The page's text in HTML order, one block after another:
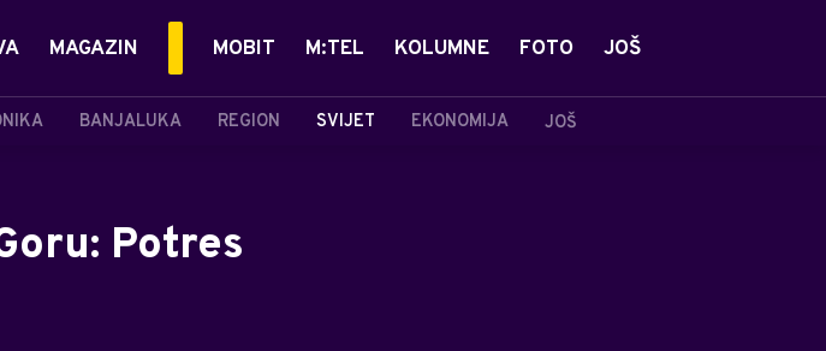
BANJALUKA REGION SVIJET EKONOMIJA JOŠ
MAGAZIN MOBIT M:TEL KOLUMNE FOTO JOŠ
Potres